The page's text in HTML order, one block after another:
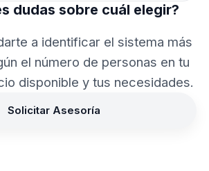
dudas sobre cuál elegir?
a identificar el sistema más
el número de personas en tu
disponible y tus necesidades.
Solicitar Asesoría